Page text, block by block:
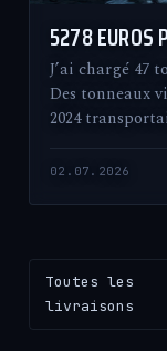
5278 EUROS
J’ai chargé 47
Des tonneaux
2024
02.07.2026
Toutes les
livraisons